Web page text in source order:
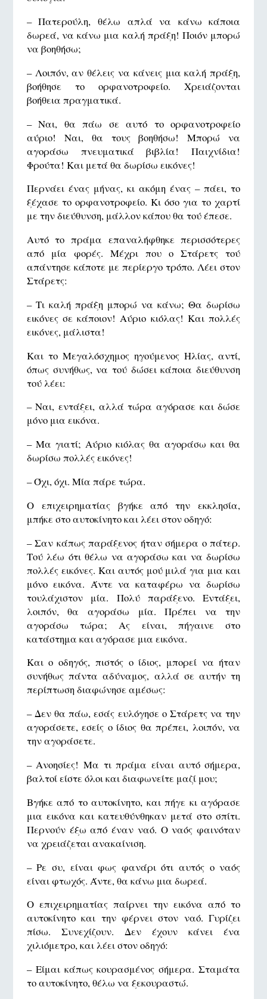
– Πατερούλη, θέλω απλά να κάνω κάποια
δωρεά, να κάνω μια καλή πράξη! Ποιόν μπορώ
να βοηθήσω;
– Λοιπόν, αν θέλεις να κάνεις μια καλή πράξη,
βοήθησε το ορφανοτροφείο. Χρειάζονται
βοήθεια πραγματικά.
– Ναι, θα πάω σε αυτό το ορφανοτροφείο
αύριο! Ναι, θα τους βοηθήσω! Μπορώ να
αγοράσω πνευματικά βιβλία! Παιχνίδια!
Φρούτα! Και μετά θα δωρίσω εικόνες!
Περνάει ένας μήνας, κι ακόμη ένας – πάει, το
ξέχασε το ορφανοτροφείο. Κι όσο για το χαρτί
με την διεύθυνση, μάλλον κάπου θα τού έπεσε.
Αυτό το πράμα επαναλήφθηκε περισσότερες
από μία φορές. Μέχρι που ο Στάρετς τού
απάντησε κάποτε με περίεργο τρόπο. Λέει στον
Στάρετς:
– Τι καλή πράξη μπορώ να κάνω; Θα δωρίσω
εικόνες σε κάποιον! Αύριο κιόλας! Και πολλές
εικόνες, μάλιστα!
Και το Μεγαλόσχημος ηγούμενος Ηλίας, αντί,
όπως συνήθως, να τού δώσει κάποια διεύθυνση
τού λέει:
– Ναι, εντάξει, αλλά τώρα αγόρασε και δώσε
μόνο μια εικόνα.
– Μα γιατί; Αύριο κιόλας θα αγοράσω και θα
δωρίσω πολλές εικόνες!
– Όχι, όχι. Μία πάρε τώρα.
Ο επιχειρηματίας βγήκε από την εκκλησία,
μπήκε στο αυτοκίνητο και λέει στον οδηγό:
– Σαν κάπως παράξενος ήταν σήμερα ο πάτερ.
Τού λέω ότι θέλω να αγοράσω και να δωρίσω
πολλές εικόνες. Και αυτός μού μιλά για μια και
μόνο εικόνα. Άντε να καταφέρω να δωρίσω
τουλάχιστον μία. Πολύ παράξενο. Εντάξει,
λοιπόν, θα αγοράσω μία. Πρέπει να την
αγοράσω τώρα; Ας είναι, πήγαινε στο
κατάστημα και αγόρασε μια εικόνα.
Και ο οδηγός, πιστός ο ίδιος, μπορεί να ήταν
συνήθως πάντα αδύναμος, αλλά σε αυτήν τη
περίπτωση διαφώνησε αμέσως:
– Δεν θα πάω, εσάς ευλόγησε ο Στάρετς να την
αγοράσετε, εσείς ο ίδιος θα πρέπει, λοιπόν, να
την αγοράσετε.
– Ανοησίες! Μα τι πράμα είναι αυτό σήμερα,
βαλτοί είστε όλοι και διαφωνείτε μαζί μου;
Βγήκε από το αυτοκίνητο, και πήγε κι αγόρασε
μια εικόνα και κατευθύνθηκαν μετά στο σπίτι.
Περνούν έξω από έναν ναό. Ο ναός φαινόταν
να χρειάζεται ανακαίνιση.
– Ρε συ, είναι φως φανάρι ότι αυτός ο ναός
είναι φτωχός. Άντε, θα κάνω μια δωρεά.
Ο επιχειρηματίας παίρνει την εικόνα από το
αυτοκίνητο και την φέρνει στον ναό. Γυρίζει
πίσω. Συνεχίζουν. Δεν έχουν κάνει ένα
χιλιόμετρο, και λέει στον οδηγό:
– Είμαι κάπως κουρασμένος σήμερα. Σταμάτα
το αυτοκίνητο, θέλω να ξεκουραστώ.